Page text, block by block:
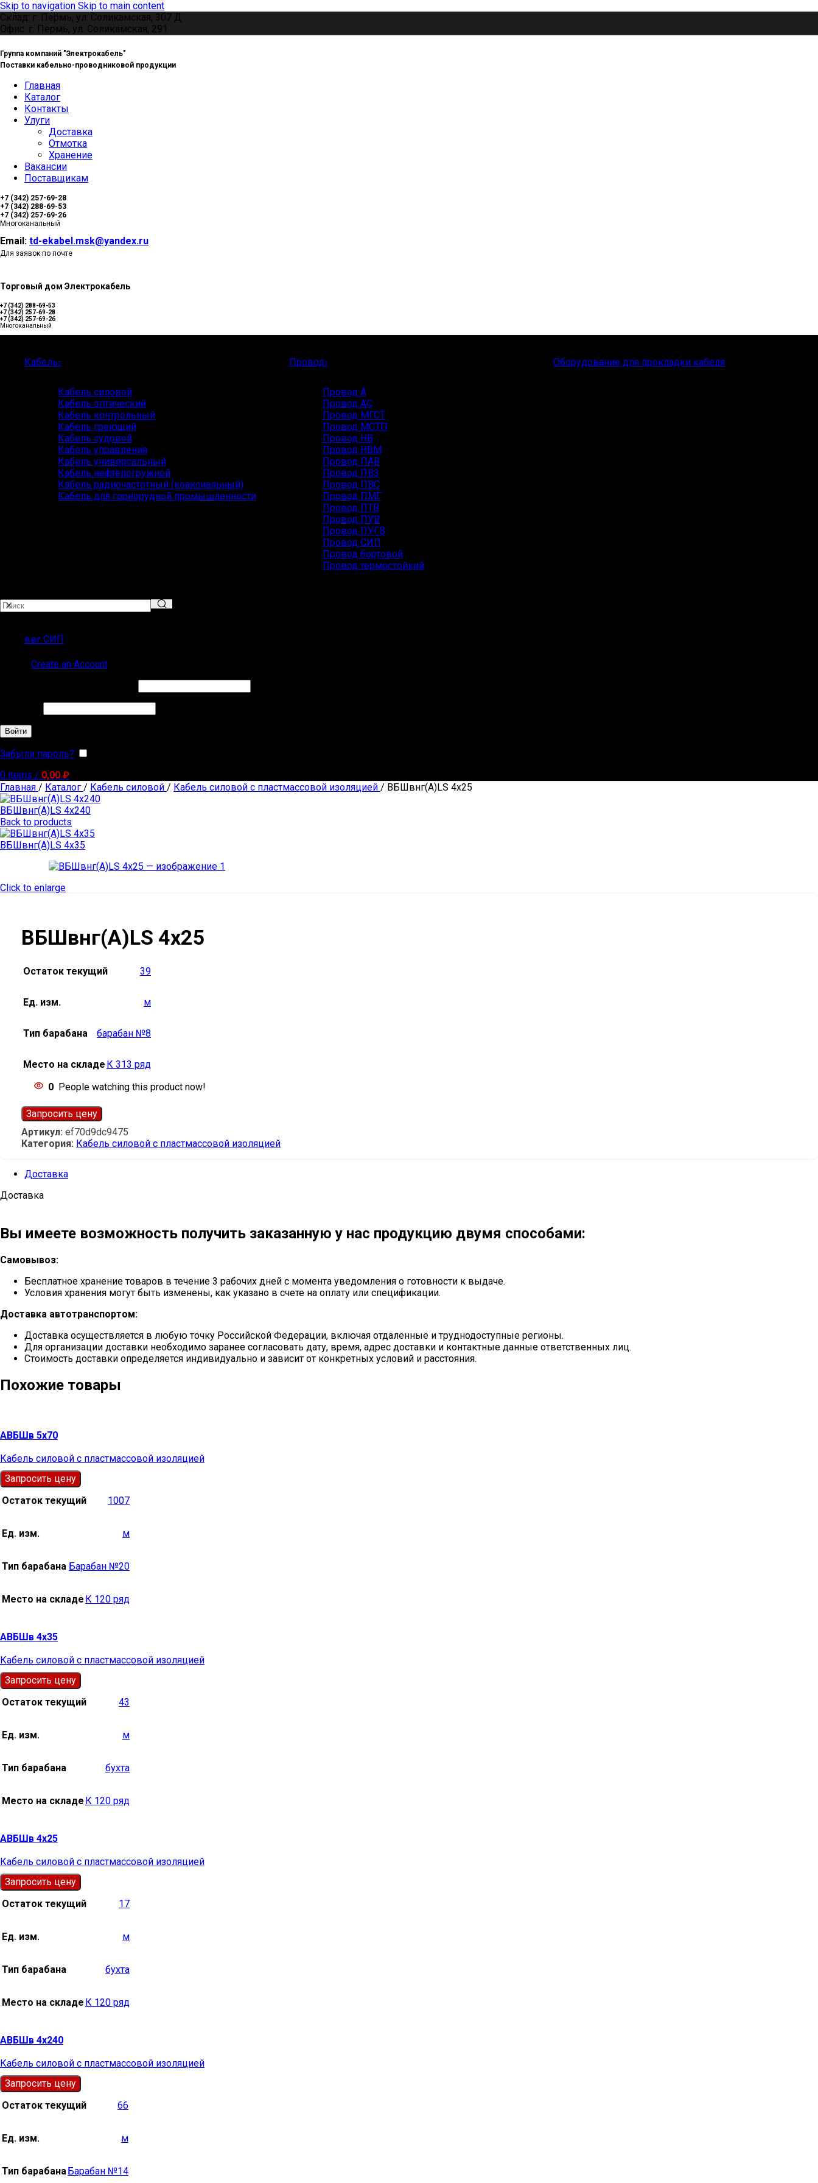
Skip to navigation Skip to main content
Склад: г. Пермь, ул. Соликамская, 307 Д
Офис: г. Пермь, ул. Соликамская, 291
Группа компаний "Электрокабель"
Поставки кабельно-проводниковой продукции
Главная
Каталог
Контакты
Улуги
Доставка
Отмотка
Хранение
Вакансии
Поставщикам
+7 (342) 257-69-28
+7 (342) 288-69-53
+7 (342) 257-69-26
Многоканальный
Email: td-ekabel.msk@yandex.ru
Для заявок по почте
Торговый дом Электрокабель
+7 (342) 288-69-53
+7 (342) 257-69-28
+7 (342) 257-69-26
Многоканальный
Кабель
Кабель силовой
Кабель оптический
Кабель контрольный
Кабель греющий
Кабель судовой
Кабель управления
Кабель универсальный
Кабель нефтепогружной
Кабель радиочастотный (коаксиальный)
Кабель для горнорудной промышленности
Провод
Провод А
Провод АС
Провод МГСТ
Провод МСТП
Провод НВ
Провод НВМ
Провод ПАВ
Провод ПВ3
Провод ПВС
Провод ПМГ
Провод ПТВ
Провод ПУВ
Провод ПУГВ
Провод СИП
Провод бортовой
Провод термостойкий
Оборудование для прокладки кабеля
ввг СИП
Create an Account
Войти
Забыли пароль?
0 items / 0,00 ₽
Главная / Каталог / Кабель силовой / Кабель силовой с пластмассовой изоляцией / ВБШвнг(А)LS 4х25
ВБШвнг(А)LS 4х240
Back to products
ВБШвнг(А)LS 4х35
Click to enlarge
ВБШвнг(А)LS 4х25
Остаток текущий 39
Ед. изм. м
Тип барабана барабан №8
Место на складе К 313 ряд
0 People watching this product now!
Запросить цену
Артикул: ef70d9dc9475
Категория: Кабель силовой с пластмассовой изоляцией
Доставка
Доставка
Вы имеете возможность получить заказанную у нас продукцию двумя способами:
Самовывоз:
Бесплатное хранение товаров в течение 3 рабочих дней с момента уведомления о готовности к выдаче.
Условия хранения могут быть изменены, как указано в счете на оплату или спецификации.
Доставка автотранспортом:
Доставка осуществляется в любую точку Российской Федерации, включая отдаленные и труднодоступные регионы.
Для организации доставки необходимо заранее согласовать дату, время, адрес доставки и контактные данные ответственных лиц.
Стоимость доставки определяется индивидуально и зависит от конкретных условий и расстояния.
Похожие товары
АВБШв 5х70
Кабель силовой с пластмассовой изоляцией
Запросить цену
Остаток текущий
1007
Ед. изм. м
Тип барабана Барабан №20
Место на складе К 120 ряд
АВБШв 4х35
Кабель силовой с пластмассовой изоляцией
Запросить цену
Остаток текущий
43
Ед. изм. м
Тип барабана бухта
Место на складе К 120 ряд
АВБШв 4х25
Кабель силовой с пластмассовой изоляцией
Запросить цену
Остаток текущий
17
Ед. изм. м
Тип барабана бухта
Место на складе К 120 ряд
АВБШв 4х240
Кабель силовой с пластмассовой изоляцией
Запросить цену
Остаток текущий
66
Ед. изм. м
Тип барабанаБарабан №14